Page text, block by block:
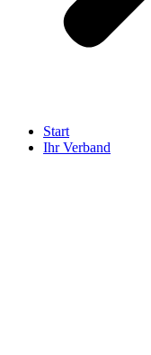
Start
Ihr Verband